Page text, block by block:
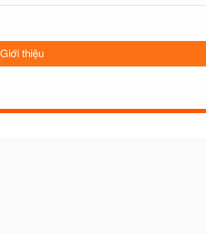
Giới thiệu